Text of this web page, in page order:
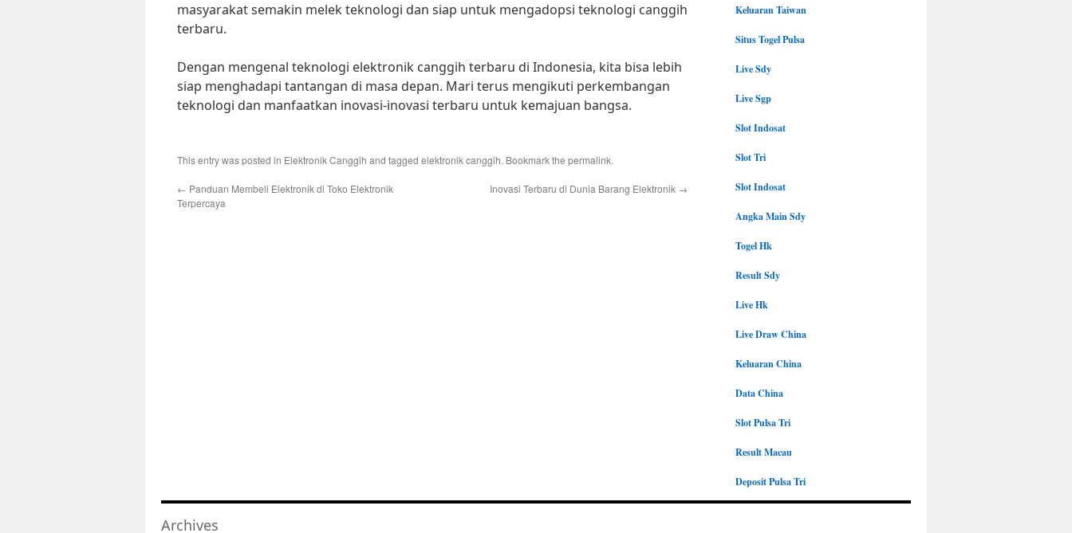
masyarakat semakin melek teknologi dan siap untuk mengadopsi teknologi canggih
terbaru.
Dengan mengenal teknologi elektronik canggih terbaru di Indonesia, kita bisa lebih
siap menghadapi tantangan di masa depan. Mari terus mengikuti perkembangan
teknologi dan manfaatkan inovasi-inovasi terbaru untuk kemajuan bangsa.
This entry was posted in Elektronik Canggih and tagged elektronik canggih. Bookmark the permalink.
← Panduan Membeli Elektronik di Toko Elektronik
Terpercaya
Inovasi Terbaru di Dunia Barang Elektronik →
Keluaran Taiwan
Situs Togel Pulsa
Live Sdy
Live Sgp
Slot Indosat
Slot Tri
Slot Indosat
Angka Main Sdy
Togel Hk
Result Sdy
Live Hk
Live Draw China
Keluaran China
Data China
Slot Pulsa Tri
Result Macau
Deposit Pulsa Tri
Archives